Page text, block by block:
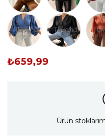
Tükendi Tükendi
₺659,99
Ürün